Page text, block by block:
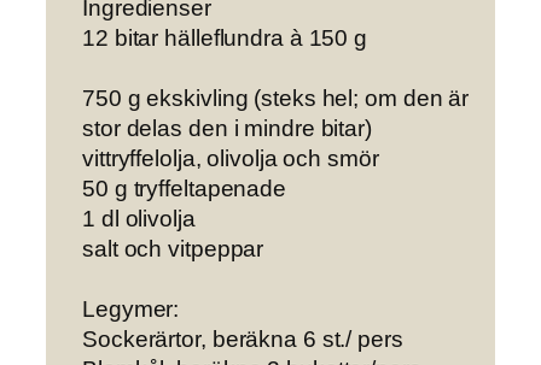
Ingredienser
12 bitar hälleflundra à 150 g
750 g ekskivling (steks hel; om den är
stor delas den i mindre bitar)
vittryffelolja, olivolja och smör
50 g tryffeltapenade
1 dl olivolja
salt och vitpeppar
Legymer:
Sockerärtor, beräkna 6 st./ pers